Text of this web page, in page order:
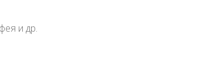
и др.